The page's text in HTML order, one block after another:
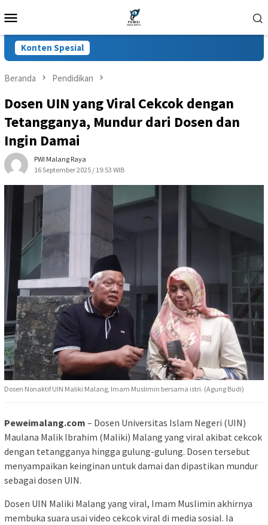
ke
Mobile
Konten Spesial
Beranda Pendidikan
Dosen UIN yang Viral Cekcok dengan
Tetangganya, Mundur dari Dosen dan
Ingin Damai
PWI Malang Raya
16 September 2025 / 19:53 WIB
Dosen Nonaktif UIN Maliki Malang, Imam Muslimin bersama istri. (Agung Budi)
Peweimalang.com – Dosen Universitas Islam Negeri (UIN)
Maulana Malik Ibrahim (Maliki) Malang yang viral akibat cekcok
dengan tetangganya hingga gulung-gulung. Dosen tersebut
menyampaikan keinginan untuk damai dan dipastikan mundur
sebagai dosen UIN.
Dosen UIN Maliki Malang yang viral, Imam Muslimin akhirnya
membuka suara usai video cekcok viral di media sosial. Ia